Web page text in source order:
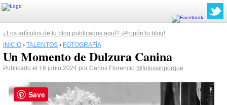
¿Los artículos de tu blog publicados aquí? ¡Propón tu blog!
INICIO › TALENTOS › FOTOGRAFÍA
Un Momento de Dulzura Canina
Publicado el 16 junio 2024 por Carlos Florencio @fotossinporque
Save